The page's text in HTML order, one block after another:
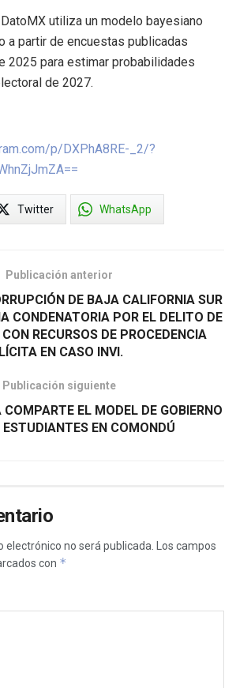
utiliza un modelo bayesiano
a partir de encuestas publicadas
2025 para estimar probabilidades
de 2027.
p/DXPhA8RE-_2/?
Twitter WhatsApp
Publicación anterior
DE BAJA CALIFORNIA SUR
CONDENATORIA POR EL DELITO DE
RECURSOS DE PROCEDENCIA
EN CASO INVI.
Publicación siguiente
EL MODEL DE GOBIERNO
EN COMONDÚ
electrónico no será publicada.
Los campos
con *